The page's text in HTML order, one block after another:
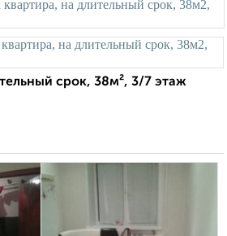
срок, 38м², 3/7 этаж